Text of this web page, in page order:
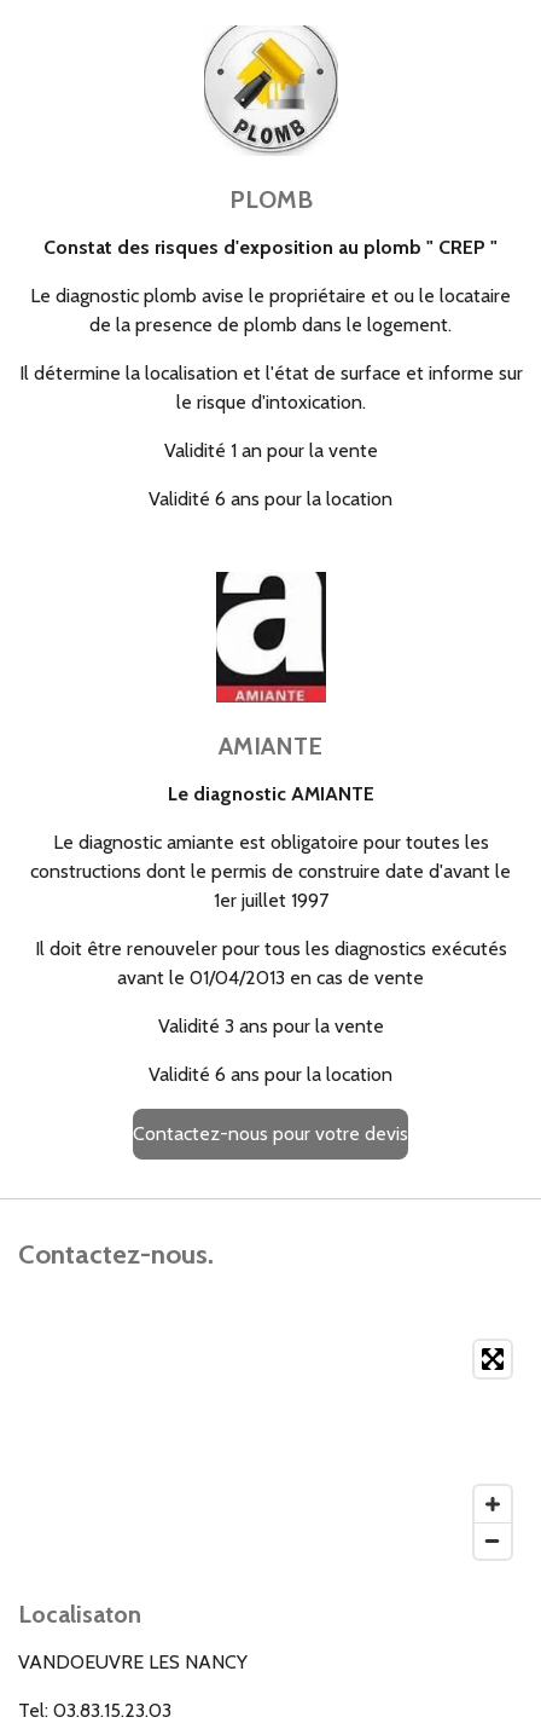
PLOMB
Constat des risques d'exposition au plomb " CREP "
Le diagnostic plomb avise le propriétaire et ou le locataire
de la presence de plomb dans le logement.
Il détermine la localisation et l'état de surface et informe sur
le risque d'intoxication.
Validité 1 an pour la vente
Validité 6 ans pour la location
AMIANTE
Le diagnostic AMIANTE
Le diagnostic amiante est obligatoire pour toutes les
constructions dont le permis de construire date d'avant le
1er juillet 1997
Il doit être renouveler pour tous les diagnostics exécutés
avant le 01/04/2013 en cas de vente
Validité 3 ans pour la vente
Validité 6 ans pour la location
Contactez-nous pour votre devis
Contactez-nous.
Localisaton
VANDOEUVRE LES NANCY
Tel: 03.83.15.23.03